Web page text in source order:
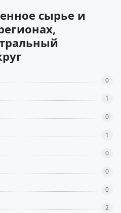
сырье и
0
1
0
1
0
0
0
2